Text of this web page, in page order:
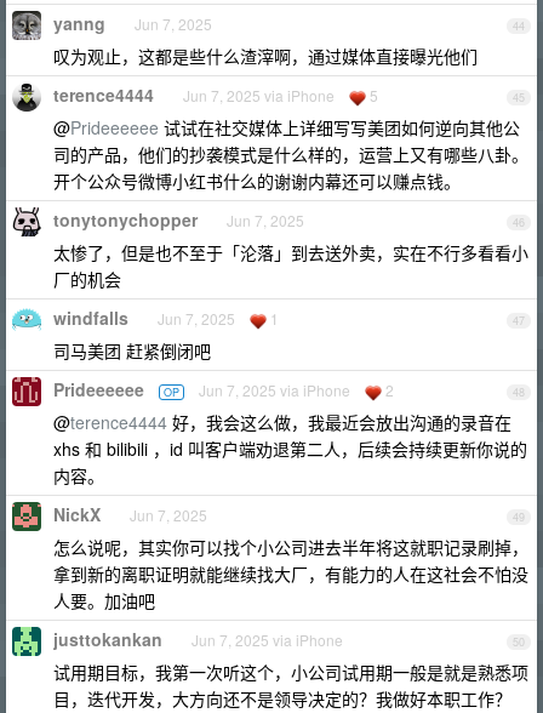
44
yanng Jun 7, 2025
叹为观止，这都是些什么渣滓啊，通过媒体直接曝光他们
45
terence4444 Jun 7, 2025 via iPhone 5
@Prideeeeee 试试在社交媒体上详细写写美团如何逆向其他公
司的产品，他们的抄袭模式是什么样的，运营上又有哪些八卦。
开个公众号微博小红书什么的谢谢内幕还可以赚点钱。
46
tonytonychopper Jun 7, 2025
太惨了，但是也不至于「沦落」到去送外卖，实在不行多看看小
厂的机会
47
windfalls Jun 7, 2025 1
司马美团 赶紧倒闭吧
48
Prideeeeee OP Jun 7, 2025 via iPhone 2
@terence4444 好，我会这么做，我最近会放出沟通的录音在
xhs 和 bilibili ，id 叫客户端劝退第二人，后续会持续更新你说的
内容。
49
NickX Jun 7, 2025
怎么说呢，其实你可以找个小公司进去半年将这就职记录刷掉，
拿到新的离职证明就能继续找大厂，有能力的人在这社会不怕没
人要。加油吧
50
justtokankan Jun 7, 2025 via iPhone
试用期目标，我第一次听这个，小公司试用期一般是就是熟悉项
目，迭代开发，大方向还不是领导决定的？我做好本职工作？